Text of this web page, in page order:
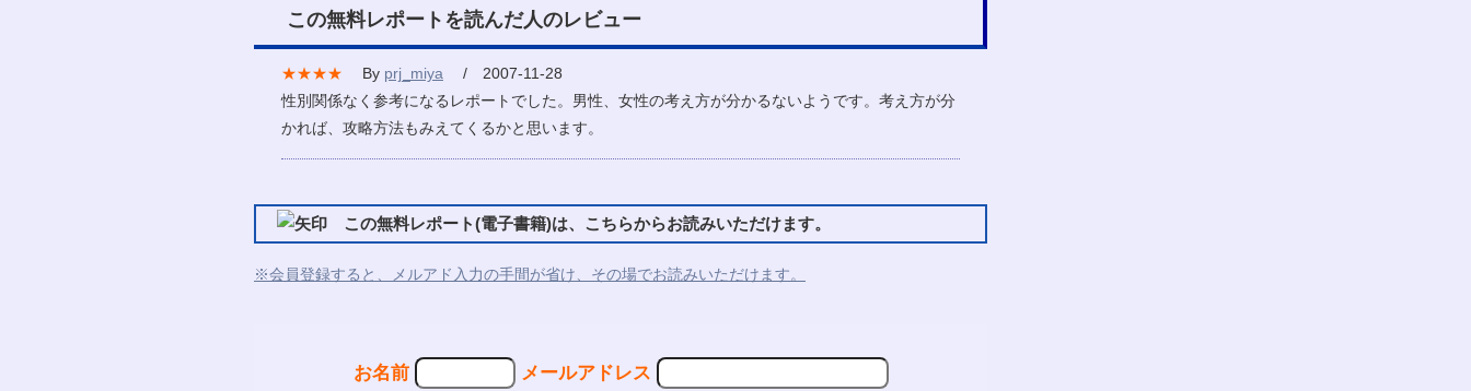
この無料レポートを読んだ人のレビュー
★★★★ By prj_miya / 2007-11-28
性別関係なく参考になるレポートでした。男性、女性の考え方が分かるないようです。考え方が分
かれば、攻略方法もみえてくるかと思います。
この無料レポート(電子書籍)は、こちらからお読みいただけます。
※会員登録すると、メルアド入力の手間が省け、その場でお読みいただけます。
お名前
メールアドレス